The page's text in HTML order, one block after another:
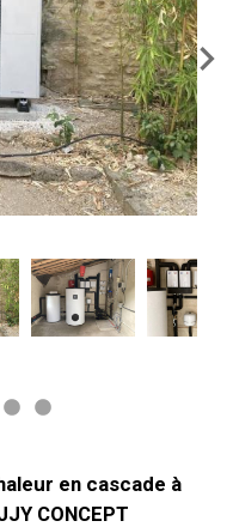
en cascade à
CONCEPT